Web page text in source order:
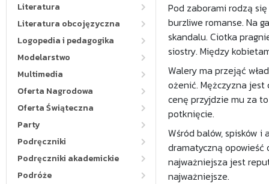
Literatura
Literatura obcojęzyczna
Logopedia i pedagogika
Modelarstwo
Multimedia
Oferta Nagrodowa
Oferta Świąteczna
Party
Podręczniki
Podręczniki akademickie
Podróże
Pod zaborami rodzą
burzliwe romanse. Na
skandalu. Ciotka
siostry. Między
Walery ma przejąć
ożenić. Mężczyzna
cenę przyjdzie mu za
potknięcie.
Wśród balów, spisków
dramatyczną opowieść
najważniejsza jest
najważniejsze.